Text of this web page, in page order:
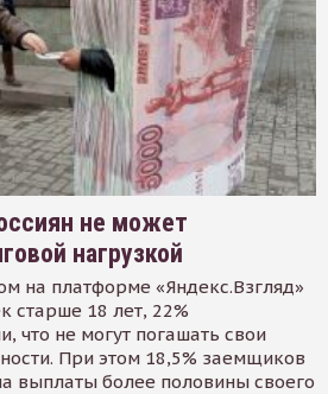
не может
нагрузкой
на платформе «Яндекс.Взгляд»
старше 18 лет, 22%
что не могут погашать свои
При этом 18,5% заемщиков
выплаты более половины своего